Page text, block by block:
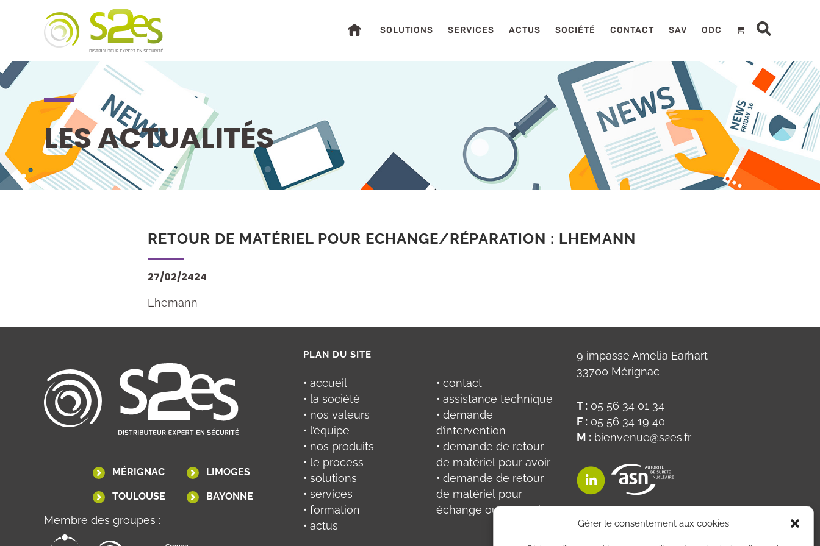
Gérer le consentement aux cookies
SOLUTIONS SERVICES ACTUS SOCIÉTÉ CONTACT SAV ODC
LES ACTUALITÉS
RETOUR DE MATÉRIEL POUR ECHANGE/RÉPARATION : LHEMANN
27/02/2424
Lhemann
MÉRIGNAC LIMOGES
TOULOUSE BAYONNE
Membre des groupes :
PLAN DU SITE
• accueil
• la société
• nos valeurs
• l’équipe
• nos produits
• le process
• solutions
• services
• formation
• actus
• contact
• assistance technique
• demande
d’intervention
• demande de retour
de matériel pour avoir
• demande de retour
de matériel pour
échange ou réparation
9 impasse Amélia Earhart
33700 Mérignac
T : 05 56 34 01 34
F : 05 56 34 19 40
M :bienvenue@s2es.fr